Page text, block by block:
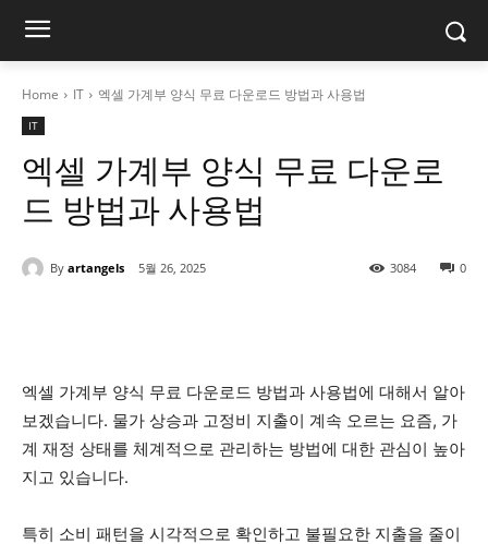
Home IT 엑셀 가계부 양식 무료 다운로드 방법과 사용법
IT
엑셀 가계부 양식 무료 다운로
드 방법과 사용법
By artangels 5월 26, 2025 0
3084
엑셀 가계부 양식 무료 다운로드 방법과 사용법에 대해서 알아
보겠습니다. 물가 상승과 고정비 지출이 계속 오르는 요즘, 가
계 재정 상태를 체계적으로 관리하는 방법에 대한 관심이 높아
지고 있습니다.
특히 소비 패턴을 시각적으로 확인하고 불필요한 지출을 줄이